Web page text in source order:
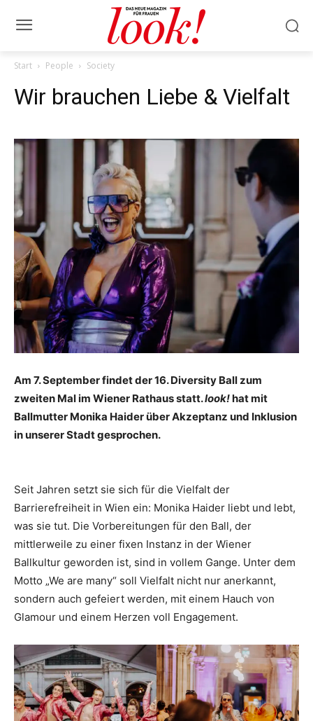
Start People Society
Wir brauchen Liebe & Vielfalt
Am 7. September findet der 16. Diversity Ball zum
zweiten Mal im Wiener Rathaus statt.look!hat mit
Ballmutter Monika Haider über Akzeptanz und Inklusion
in unserer Stadt gesprochen.
Seit Jahren setzt sie sich für die Vielfalt der
Barrierefreiheit in Wien ein: Monika Haider liebt und lebt,
was sie tut. Die Vorbereitungen für den Ball, der
mittlerweile zu einer fixen Instanz in der Wiener
Ballkultur geworden ist, sind in vollem Gange. Unter dem
Motto „We are many“ soll Vielfalt nicht nur anerkannt,
sondern auch gefeiert werden, mit einem Hauch von
Glamour und einem Herzen voll Engagement.